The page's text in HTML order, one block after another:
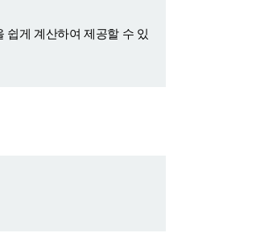
쉽게 계산하여 제공할 수 있